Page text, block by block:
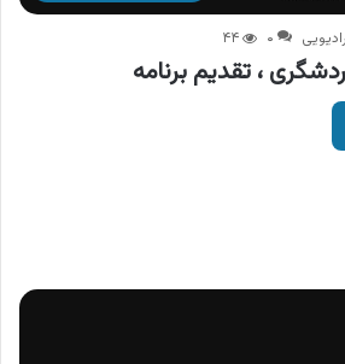
۰ ۴۴
، تقدیم برنامه